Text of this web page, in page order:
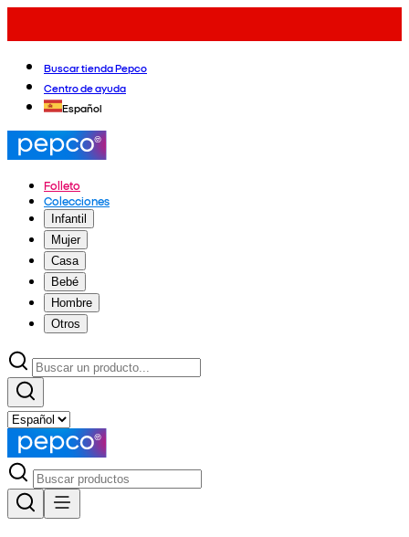
Buscar tienda Pepco
Centro de ayuda
Español
Folleto
Colecciones
Infantil
Mujer
Casa
Bebé
Hombre
Otros